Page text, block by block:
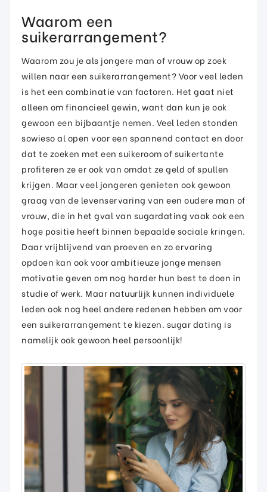
Waarom een
suikerarrangement?
Waarom zou je als jongere man of vrouw op zoek
willen naar een suikerarrangement? Voor veel leden
is het een combinatie van factoren. Het gaat niet
alleen om financieel gewin, want dan kun je ook
gewoon een bijbaantje nemen. Veel leden stonden
sowieso al open voor een spannend contact en door
dat te zoeken met een suikeroom of suikertante
profiteren ze er ook van omdat ze geld of spullen
krijgen. Maar veel jongeren genieten ook gewoon
graag van de levenservaring van een oudere man of
vrouw, die in het gval van sugardating vaak ook een
hoge positie heeft binnen bepaalde sociale kringen.
Daar vrijblijvend van proeven en zo ervaring
opdoen kan ook voor ambitieuze jonge mensen
motivatie geven om nog harder hun best te doen in
studie of werk. Maar natuurlijk kunnen individuele
leden ook nog heel andere redenen hebben om voor
een suikerarrangement te kiezen. sugar dating is
namelijk ook gewoon heel persoonlijk!